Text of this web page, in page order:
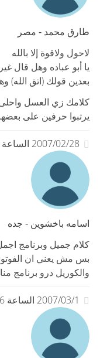
طارق محمد - مصر
لاحول ولاقوة إلا بالله
يا أبو عباده وهل قال
بعدين قولك (اتق
كلامك زي العسل
يرتبوا حرفين على
2007/02/28 الساعة 19:32
اسامه باخشوين - جده
كلام جميل وبرنامج
بس مش يعني ان
والكوريل درو برنامج
2007/03/1 الساعة 16:16